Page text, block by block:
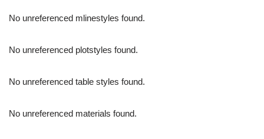
No unreferenced mlinestyles found.
No unreferenced plotstyles found.
No unreferenced table styles found.
No unreferenced materials found.